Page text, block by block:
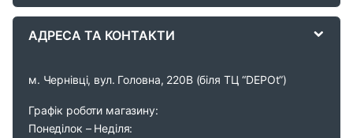
АДРЕСА ТА КОНТАКТИ
м. Чернівці, вул. Головна, 220В (біля ТЦ “DEPOt”)
Графік роботи магазину:
Понеділок – Неділя: